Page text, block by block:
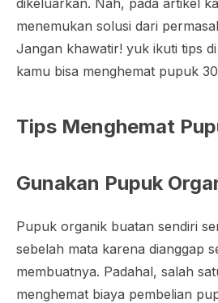
menemukan solusi dari
Jangan khawatir! yuk ikuti tips
kamu bisa menghemat pupuk
Tips Menghemat
Gunakan Pupuk
Pupuk organik buatan sendiri
sebelah mata karena dianggap
membuatnya. Padahal, salah
menghemat biaya pembelian